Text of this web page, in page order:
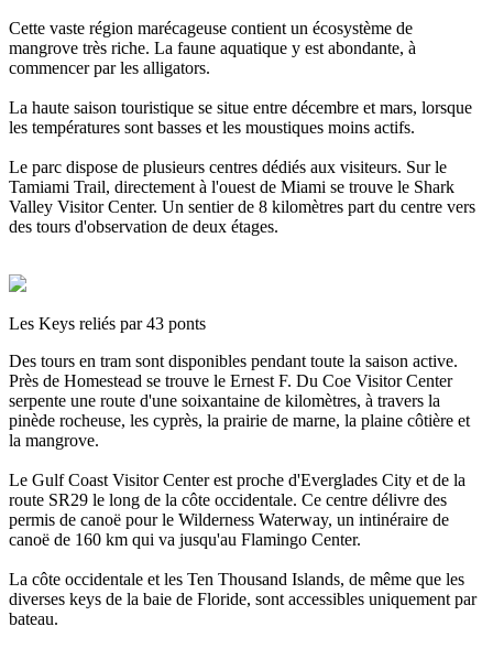
Cette vaste région marécageuse contient un écosystème de
mangrove très riche. La faune aquatique y est abondante, à
commencer par les alligators.
La haute saison touristique se situe entre décembre et mars, lorsque
les températures sont basses et les moustiques moins actifs.
Le parc dispose de plusieurs centres dédiés aux visiteurs. Sur le
Tamiami Trail, directement à l'ouest de Miami se trouve le Shark
Valley Visitor Center. Un sentier de 8 kilomètres part du centre vers
des tours d'observation de deux étages.
Les Keys reliés par 43 ponts
Des tours en tram sont disponibles pendant toute la saison active.
Près de Homestead se trouve le Ernest F. Du Coe Visitor Center
serpente une route d'une soixantaine de kilomètres, à travers la
pinède rocheuse, les cyprès, la prairie de marne, la plaine côtière et
la mangrove.
Le Gulf Coast Visitor Center est proche d'Everglades City et de la
route SR29 le long de la côte occidentale. Ce centre délivre des
permis de canoë pour le Wilderness Waterway, un intinéraire de
canoë de 160 km qui va jusqu'au Flamingo Center.
La côte occidentale et les Ten Thousand Islands, de même que les
diverses keys de la baie de Floride, sont accessibles uniquement par
bateau.